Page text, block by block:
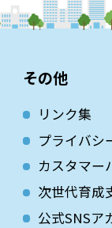
その他
リンク集
プライバシ
カスタマー
次世代育成
公式SNSア